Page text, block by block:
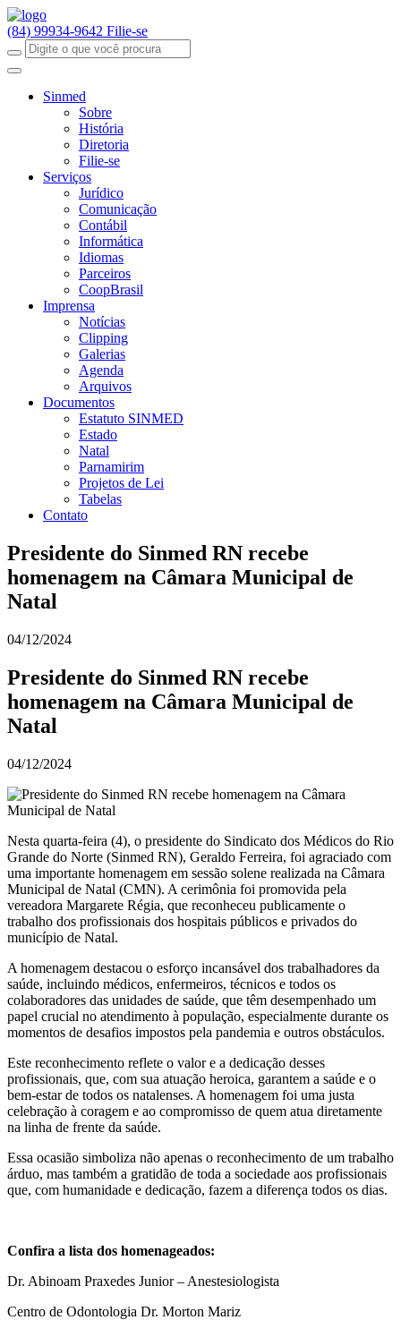
(84) 99934-9642 Filie-se
Sinmed
Sobre
História
Diretoria
Filie-se
Serviços
Jurídico
Comunicação
Contábil
Informática
Idiomas
Parceiros
CoopBrasil
Imprensa
Notícias
Clipping
Galerias
Agenda
Arquivos
Documentos
Estatuto SINMED
Estado
Natal
Parnamirim
Projetos de Lei
Tabelas
Contato
Presidente do Sinmed RN recebe
homenagem na Câmara Municipal de
Natal
04/12/2024
Presidente do Sinmed RN recebe
homenagem na Câmara Municipal de
Natal
04/12/2024
Nesta quarta-feira (4), o presidente do Sindicato dos Médicos do Rio
Grande do Norte (Sinmed RN), Geraldo Ferreira, foi agraciado com
uma importante homenagem em sessão solene realizada na Câmara
Municipal de Natal (CMN). A cerimônia foi promovida pela
vereadora Margarete Régia, que reconheceu publicamente o
trabalho dos profissionais dos hospitais públicos e privados do
município de Natal.
A homenagem destacou o esforço incansável dos trabalhadores da
saúde, incluindo médicos, enfermeiros, técnicos e todos os
colaboradores das unidades de saúde, que têm desempenhado um
papel crucial no atendimento à população, especialmente durante os
momentos de desafios impostos pela pandemia e outros obstáculos.
Este reconhecimento reflete o valor e a dedicação desses
profissionais, que, com sua atuação heroica, garantem a saúde e o
bem-estar de todos os natalenses. A homenagem foi uma justa
celebração à coragem e ao compromisso de quem atua diretamente
na linha de frente da saúde.
Essa ocasião simboliza não apenas o reconhecimento de um trabalho
árduo, mas também a gratidão de toda a sociedade aos profissionais
que, com humanidade e dedicação, fazem a diferença todos os dias.
Confira a lista dos homenageados:
Dr. Abinoam Praxedes Junior – Anestesiologista
Centro de Odontologia Dr. Morton Mariz